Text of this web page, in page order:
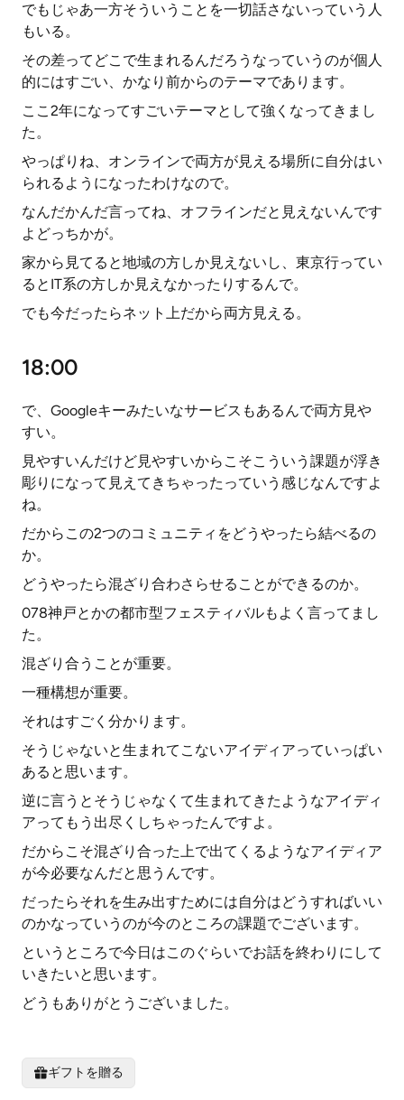
でもじゃあ一方そういうことを一切話さないっていう人
もいる。
その差ってどこで生まれるんだろうなっていうのが個人
的にはすごい、かなり前からのテーマであります。
ここ2年になってすごいテーマとして強くなってきまし
た。
やっぱりね、オンラインで両方が見える場所に自分はい
られるようになったわけなので。
なんだかんだ言ってね、オフラインだと見えないんです
よどっちかが。
家から見てると地域の方しか見えないし、東京行ってい
るとIT系の方しか見えなかったりするんで。
でも今だったらネット上だから両方見える。
18:00
で、Googleキーみたいなサービスもあるんで両方見や
すい。
見やすいんだけど見やすいからこそこういう課題が浮き
彫りになって見えてきちゃったっていう感じなんですよ
ね。
だからこの2つのコミュニティをどうやったら結べるの
か。
どうやったら混ざり合わさらせることができるのか。
078神戸とかの都市型フェスティバルもよく言ってまし
た。
混ざり合うことが重要。
一種構想が重要。
それはすごく分かります。
そうじゃないと生まれてこないアイディアっていっぱい
あると思います。
逆に言うとそうじゃなくて生まれてきたようなアイディ
アってもう出尽くしちゃったんですよ。
だからこそ混ざり合った上で出てくるようなアイディア
が今必要なんだと思うんです。
だったらそれを生み出すためには自分はどうすればいい
のかなっていうのが今のところの課題でございます。
というところで今日はこのぐらいでお話を終わりにして
いきたいと思います。
どうもありがとうございました。
ギフトを贈る